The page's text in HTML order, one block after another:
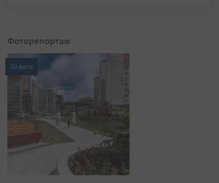
Фоторепортаж
20 фото